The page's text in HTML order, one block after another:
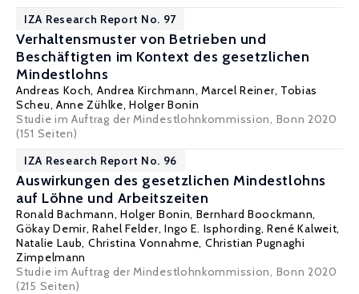
IZA Research Report No. 97
Verhaltensmuster von Betrieben und
Beschäftigten im Kontext des gesetzlichen
Mindestlohns
Andreas Koch, Andrea Kirchmann,Marcel Reiner, Tobias
Scheu, Anne Zühlke, Holger Bonin
Studie im Auftrag der Mindestlohnkommission, Bonn 2020
(151 Seiten)
IZA Research Report No. 96
Auswirkungen des gesetzlichen Mindestlohns
auf Löhne und Arbeitszeiten
Ronald Bachmann, Holger Bonin, Bernhard Boockmann,
Gökay Demir, Rahel Felder, Ingo E. Isphording, René Kalweit,
Natalie Laub, Christina Vonnahme, Christian Pugnaghi
Zimpelmann
Studie im Auftrag der Mindestlohnkommission, Bonn 2020
(215 Seiten)